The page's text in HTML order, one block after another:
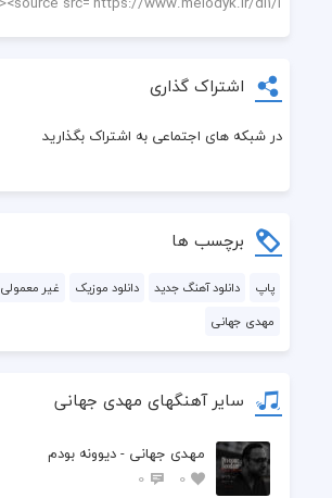
اشتراک گذاری
در شبکه های اجتماعی به اشتراک بگذارید
برچسب ها
پاپ دانلود آهنگ جدید دانلود موزیک غیر معمولی
مهدی جهانی
سایر آهنگهای مهدی جهانی
مهدی جهانی - دیوونه بودم
0
0